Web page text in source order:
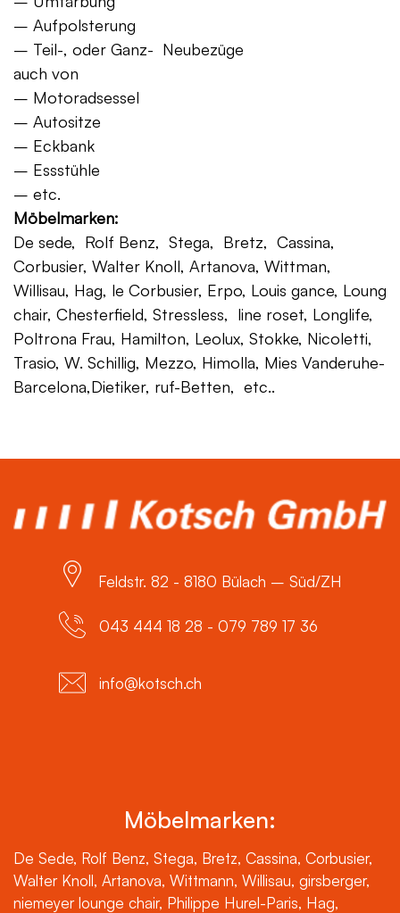
– Aufpolsterung
– Teil-, oder Ganz- Neubezüge
auch von
– Motoradsessel
– Autositze
– Eckbank
– Essstühle
– etc.
Möbelmarken:
De sede, Rolf Benz, Stega, Bretz, Cassina,
Corbusier, Walter Knoll, Artanova, Wittman,
Willisau, Hag, le Corbusier, Erpo, Louis gance, Loung
chair, Chesterfield, Stressless, line roset, Longlife,
Poltrona Frau, Hamilton, Leolux, Stokke, Nicoletti,
Trasio, W. Schillig, Mezzo, Himolla, Mies Vanderuhe-
Barcelona,Dietiker, ruf-Betten, etc..
Feldstr. 82 - 8180 Bülach – Süd/ZH
043 444 18 28 - 079 789 17 36
info@kotsch.ch
Möbelmarken:
De Sede, Rolf Benz, Stega, Bretz, Cassina, Corbusier,
Walter Knoll, Artanova, Wittmann, Willisau, girsberger,
niemeyer lounge chair, Philippe Hurel-Paris, Hag,